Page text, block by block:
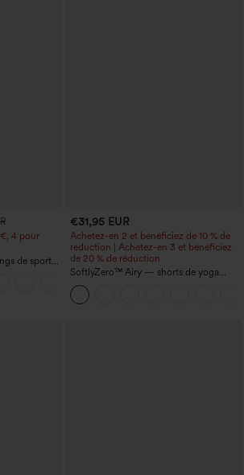
4 pour
de sport
poche
€31,95 EUR
Achetez-en 2 et bénéficiez de 10 % de
réduction | Achetez-en 3 et bénéficiez
de 20 % de réduction
SoftlyZero™ Airy — shorts de yoga
super taille haute 2-en-1 InstantCool
avec poches